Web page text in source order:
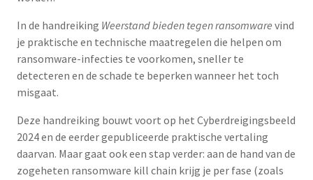
In de handreiking Weerstand bieden tegen ransomware vind
je praktische en technische maatregelen die helpen om
ransomware-infecties te voorkomen, sneller te
detecteren en de schade te beperken wanneer het toch
misgaat.
Deze handreiking bouwt voort op het Cyberdreigingsbeeld
2024 en de eerder gepubliceerde praktische vertaling
daarvan. Maar gaat ook een stap verder: aan de hand van de
zogeheten ransomware kill chain krijg je per fase (zoals